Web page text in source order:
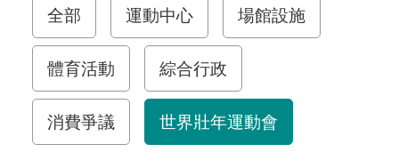
全部 運動中心 場館設施
體育活動 綜合行政
消費爭議 世界壯年運動會